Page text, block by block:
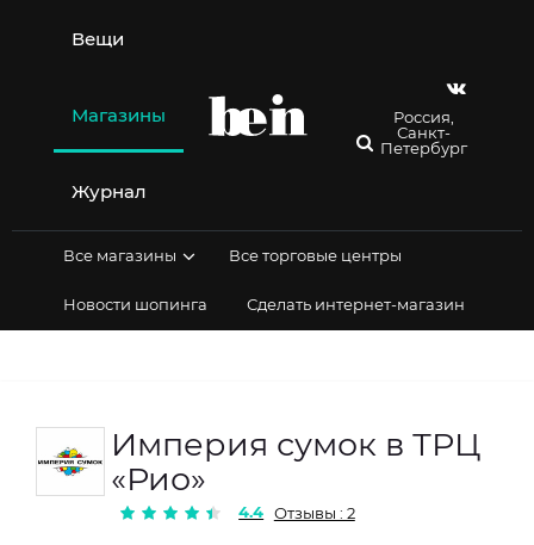
содержимому
Вещи
Магазины
Журнал
Россия,
Санкт-
Петербург
Все магазины Все торговые центры
Новости шопинга Сделать интернет-магазин
Империя сумок в ТРЦ
«Рио»
4.4 Отзывы : 2